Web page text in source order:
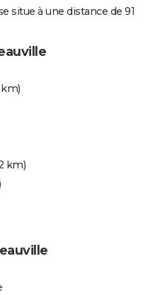
situe à une distance de 91
km)
km)